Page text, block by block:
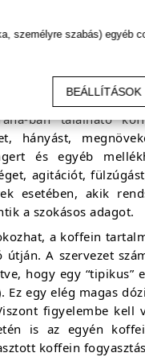
hosszú
ban található
hányást,
és egyéb
agitációt,
esetében, akik
a szokásos adagot.
a koffein
A szervezet
hogy egy “tipikus”
egy elég magas
figyelembe kell
is az egyén
koffein
személyre szabás) egyéb
BEÁLLÍTÁSOK